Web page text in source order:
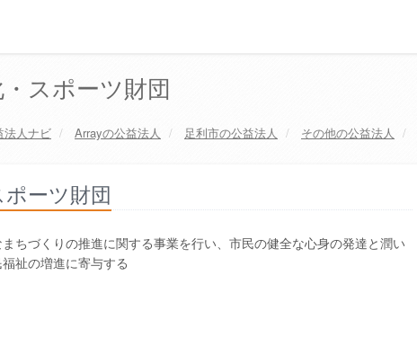
スポーツ財団
法人ナビ Arrayの公益法人 足利市の公益法人 その他の公益法人
ーツ財団
ちづくりの推進に関する事業を行い、市民の健全な心身の発達と潤い
祉の増進に寄与する